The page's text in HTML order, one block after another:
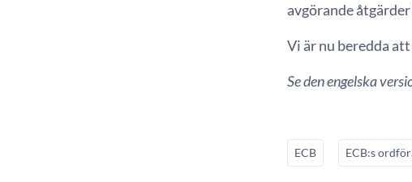
avgörande
Vi är nu beredda
Se den engelska
ECB ECB:s